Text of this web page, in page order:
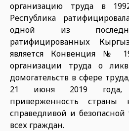
организацию труда в
Республика
одной из
ратифицированных
является Конвенция №
организации труда о
домогательств в сфере
21 июня 2019 года,
приверженность страны
справедливой и
всех граждан.